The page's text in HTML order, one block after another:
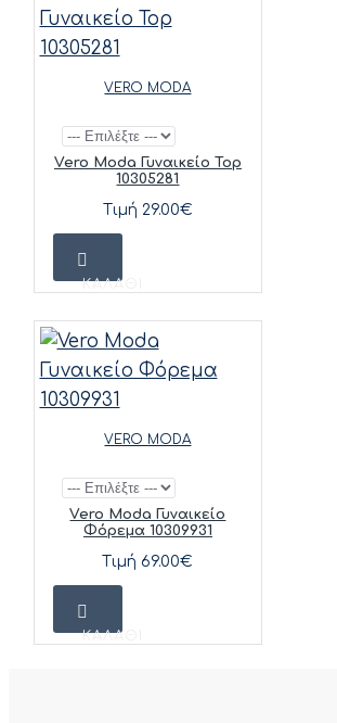
VERO MODA
Vero Moda Γυναικείο Top
10305281
Τιμή 29.00€
ΚΑΛΆΘΙ
VERO MODA
Vero Moda Γυναικείο
Φόρεμα 10309931
Τιμή 69.00€
ΚΑΛΆΘΙ